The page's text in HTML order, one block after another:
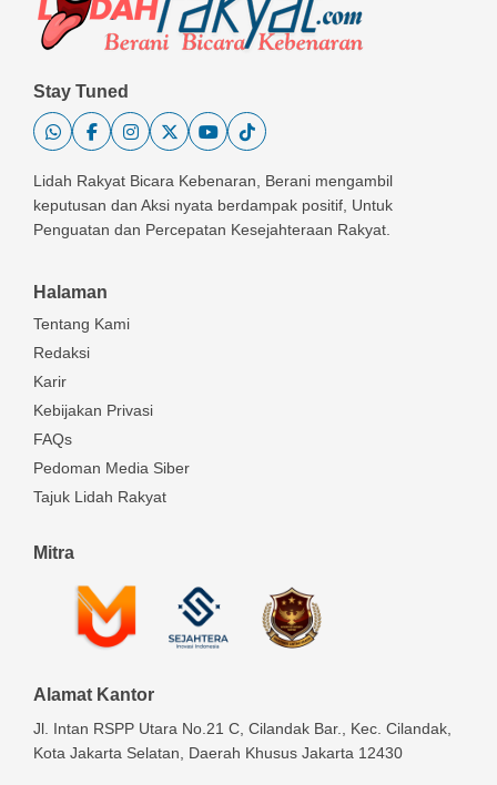
Stay Tuned
Lidah Rakyat Bicara Kebenaran, Berani mengambil
keputusan dan Aksi nyata berdampak positif, Untuk
Penguatan dan Percepatan Kesejahteraan Rakyat.
Halaman
Tentang Kami
Redaksi
Karir
Kebijakan Privasi
FAQs
Pedoman Media Siber
Tajuk Lidah Rakyat
Mitra
Alamat Kantor
Jl. Intan RSPP Utara No.21 C, Cilandak Bar., Kec. Cilandak,
Kota Jakarta Selatan, Daerah Khusus Jakarta 12430